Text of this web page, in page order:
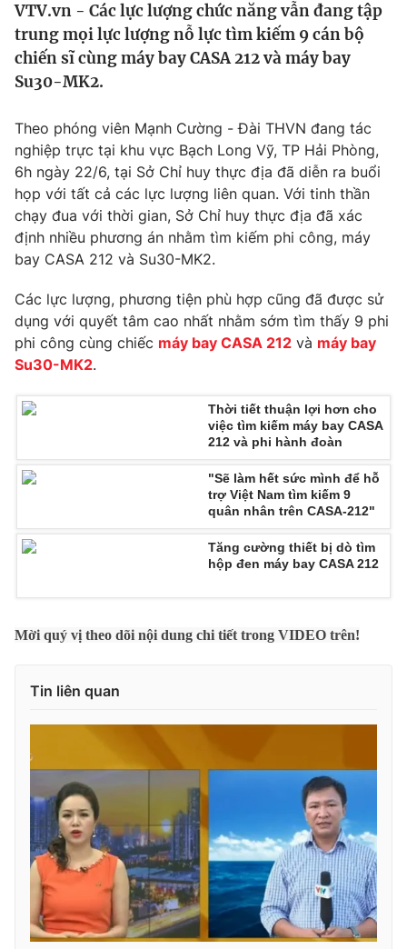
Thế giới
Tin tức
Câu chuyện quốc tế
Kinh tế
Tài chính
Thị trường
Góc doanh nghiệp
Dữ liệu và đời sống
Truyền hình
Phim VTV
Nhân vật
Khán giả
Giải trí
Điện ảnh
Âm nhạc
Sao
Đời sống
Du lịch
Chất lượng cuộc sống
Giáo dục
Tuyển sinh
Công nghệ
Sản phẩm
Tư vấn
Giao lưu trực tuyến
Video Shorts video
VTV Money VTV Thể thao
VTV Sức khoẻ Bất động sản
Thị trường 24h Tấm lòng Việt
VTV4 Vươn mình bằng AI
VTV.vn - Các lực lượng chức năng vẫn đang tập
trung mọi lực lượng nỗ lực tìm kiếm 9 cán bộ
chiến sĩ cùng máy bay CASA 212 và máy bay
Su30-MK2.
Theo phóng viên Mạnh Cường - Đài THVN đang tác
nghiệp trực tại khu vực Bạch Long Vỹ, TP Hải Phòng,
6h ngày 22/6, tại Sở Chỉ huy thực địa đã diễn ra buổi
họp với tất cả các lực lượng liên quan. Với tinh thần
chạy đua với thời gian, Sở Chỉ huy thực địa đã xác
định nhiều phương án nhằm tìm kiếm phi công, máy
bay CASA 212 và Su30-MK2.
Các lực lượng, phương tiện phù hợp cũng đã được sử
dụng với quyết tâm cao nhất nhằm sớm tìm thấy 9 phi
phi công cùng chiếc máy bay CASA 212 và máy bay
Su30-MK2.
Thời tiết thuận lợi hơn cho
việc tìm kiếm máy bay CASA
212 và phi hành đoàn
"Sẽ làm hết sức mình để hỗ
trợ Việt Nam tìm kiếm 9
quân nhân trên CASA-212"
Tăng cường thiết bị dò tìm
hộp đen máy bay CASA 212
Mời quý vị theo dõi nội dung chi tiết trong VIDEO trên!
Tin liên quan